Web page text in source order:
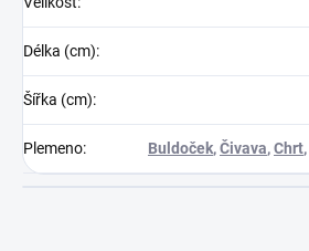
Délka (cm):
Šířka (cm):
Plemeno: Buldoček,Čivava,Chrt,